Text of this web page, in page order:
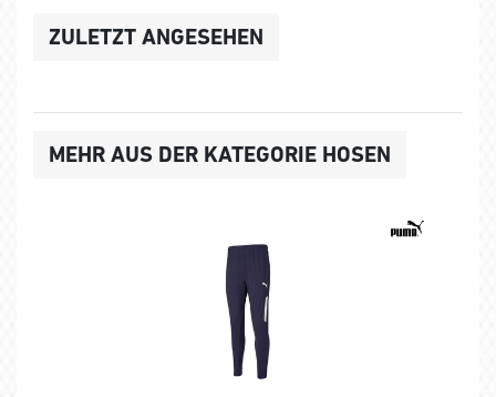
ZULETZT ANGESEHEN
MEHR AUS DER KATEGORIE HOSEN